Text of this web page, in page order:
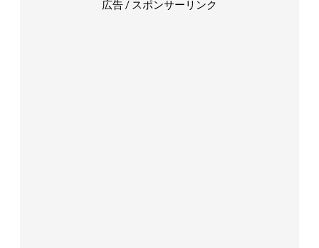
広告 / スポンサーリンク